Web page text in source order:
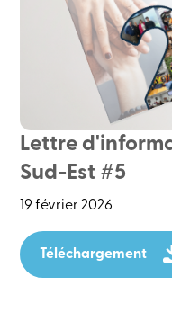
Lettre
Sud-Est #5
19 février 2026
Téléchargement